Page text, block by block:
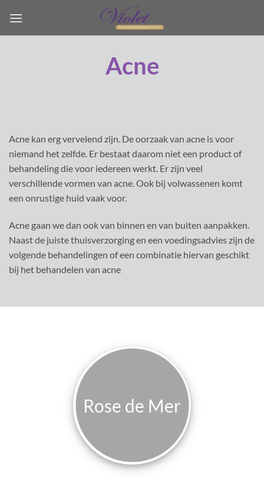
naar
inhoud
Acne
Acne kan erg vervelend zijn. De oorzaak van acne is voor
niemand het zelfde. Er bestaat daarom niet een product of
behandeling die voor iedereen werkt. Er zijn veel
verschillende vormen van acne. Ook bij volwassenen komt
een onrustige huid vaak voor.
Acne gaan we dan ook van binnen en van buiten aanpakken.
Naast de juiste thuisverzorging en een voedingsadvies zijn de
volgende behandelingen of een combinatie hiervan geschikt
bij het behandelen van acne
Rose de Mer